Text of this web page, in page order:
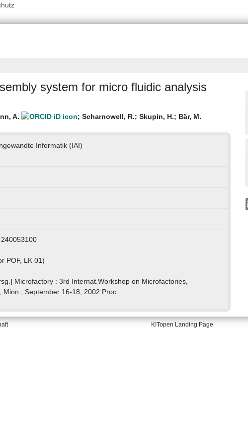
system for micro fluidic analysis
A. ; Scharnowell, R.; Skupin, H.; Bär, M.
Informatik (IAI)
POF, LK 01)
Microfactory : 3rd Internat.Workshop on Microfactories,
Minn., September 16-18, 2002 Proc.
KITopen Landing Page